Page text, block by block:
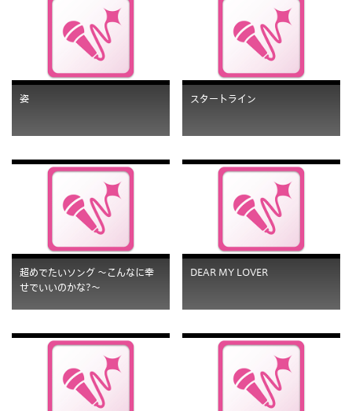
姿 スタートライン
超めでたいソング 〜こんなに幸
せでいいのかな?〜
DEAR MY LOVER